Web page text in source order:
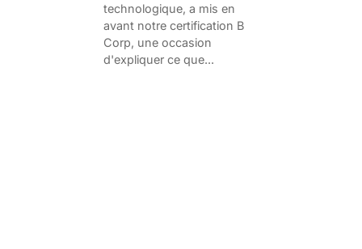
technologique, a mis en
avant notre certification B
Corp, une occasion
d'expliquer ce que...